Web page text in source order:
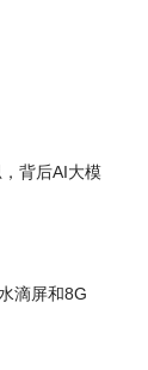
背后AI大模
滴屏和8G